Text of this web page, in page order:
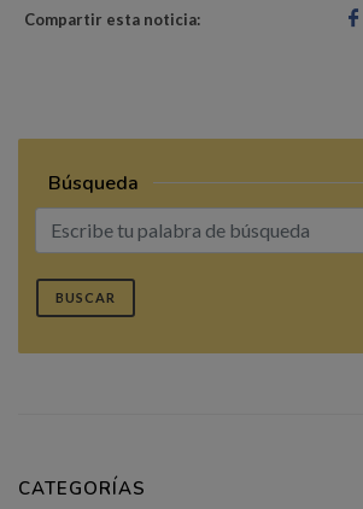
Compartir esta noticia:
Búsqueda
BUSCAR
CATEGORÍAS